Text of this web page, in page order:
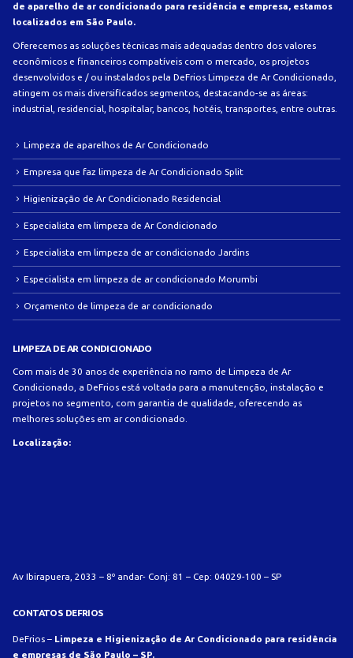
de aparelho de ar condicionado para residência e empresa, estamos
localizados em São Paulo.
Oferecemos as soluções técnicas mais adequadas dentro dos valores
econômicos e financeiros compatíveis com o mercado, os projetos
desenvolvidos e / ou instalados pela DeFrios Limpeza de Ar Condicionado,
atingem os mais diversificados segmentos, destacando-se as áreas:
industrial, residencial, hospitalar, bancos, hotéis, transportes, entre outras.
Limpeza de aparelhos de Ar Condicionado
Empresa que faz limpeza de Ar Condicionado Split
Higienização de Ar Condicionado Residencial
Especialista em limpeza de Ar Condicionado
Especialista em limpeza de ar condicionado Jardins
Especialista em limpeza de ar condicionado Morumbi
Orçamento de limpeza de ar condicionado
LIMPEZA DE AR CONDICIONADO
Com mais de 30 anos de experiência no ramo de Limpeza de Ar
Condicionado, a DeFrios está voltada para a manutenção, instalação e
projetos no segmento, com garantia de qualidade, oferecendo as
melhores soluções em ar condicionado.
Localização:
Av Ibirapuera, 2033 – 8º andar- Conj: 81 – Cep: 04029-100 – SP
CONTATOS DEFRIOS
DeFrios – Limpeza e Higienização de Ar Condicionado para residência
e empresas de São Paulo – SP.